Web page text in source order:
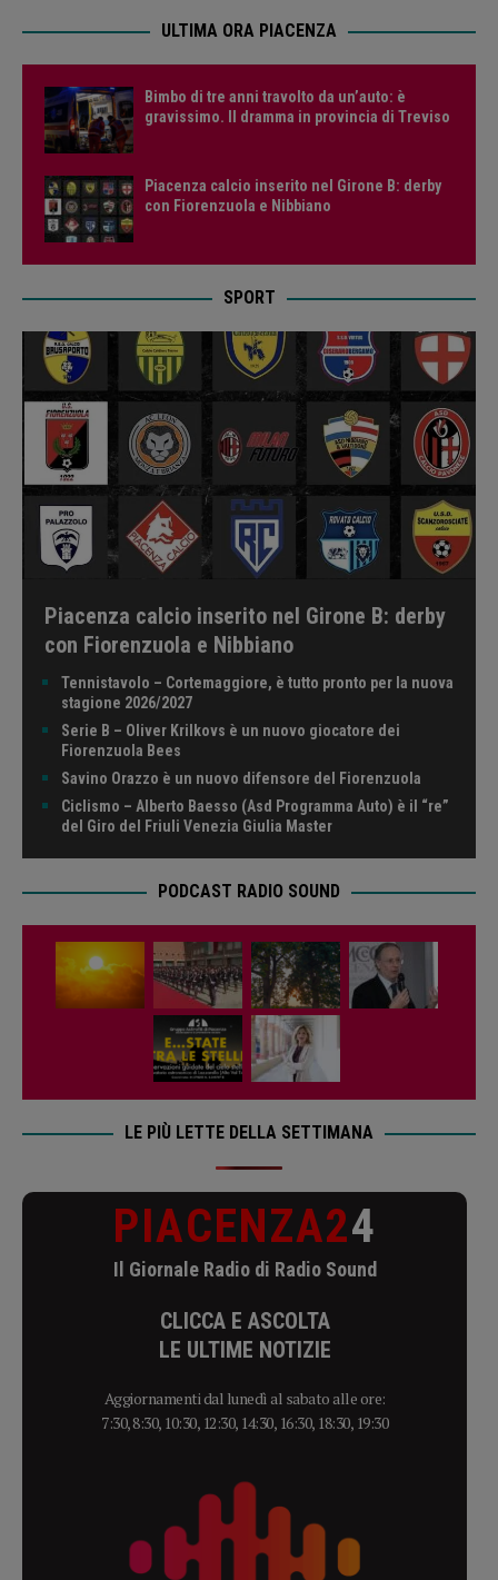
ULTIMA ORA PIACENZA
Bimbo di tre anni travolto da un’auto: è
gravissimo. Il dramma in provincia di Treviso
Piacenza calcio inserito nel Girone B: derby
con Fiorenzuola e Nibbiano
SPORT
Piacenza calcio inserito nel Girone B: derby
con Fiorenzuola e Nibbiano
Tennistavolo – Cortemaggiore, è tutto pronto per la nuova
stagione 2026/2027
Serie B – Oliver Krilkovs è un nuovo giocatore dei
Fiorenzuola Bees
Savino Orazzo è un nuovo difensore del Fiorenzuola
Ciclismo – Alberto Baesso (Asd Programma Auto) è il “re”
del Giro del Friuli Venezia Giulia Master
PODCAST RADIO SOUND
LE PIÙ LETTE DELLA SETTIMANA
PIACENZA24
Il Giornale Radio di Radio Sound
CLICCA E ASCOLTA
LE ULTIME NOTIZIE
Aggiornamenti dal lunedì al sabato alle ore:
7:30, 8:30, 10:30, 12:30, 14:30, 16:30, 18:30, 19:30